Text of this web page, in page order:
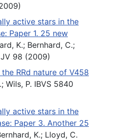
active stars in the
Paper 1. 25 new
K.; Bernhard, C.;
98 (2009)
RRd nature of V458
Wils, P. IBVS 5840
active stars in the
Paper 3. Another 25
K.; Lloyd, C.